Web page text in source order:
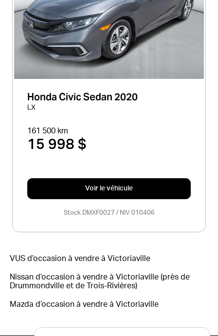
Honda Civic Sedan 2020
LX
161 500 km
15 998 $
Voir le véhicule
Stock DMXF0027 / NIV 010406
VUS d’occasion à vendre à Victoriaville
Nissan d’occasion à vendre à Victoriaville (près de
Drummondville et de Trois-Rivières)
Mazda d’occasion à vendre à Victoriaville